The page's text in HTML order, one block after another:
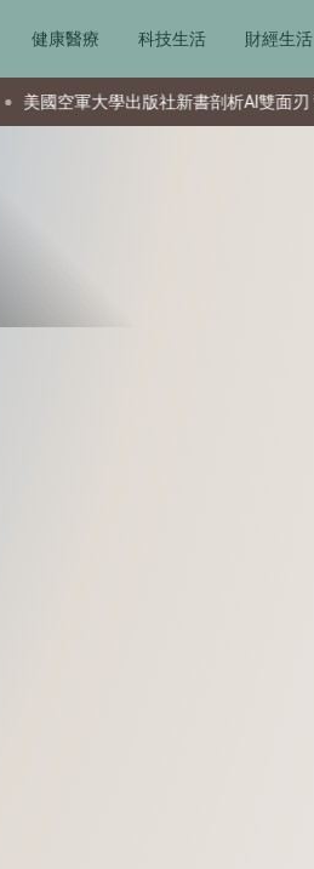
健康醫療 科技生活 財經生活
社新書剖析AI雙面刃 警示誤用潛在風險